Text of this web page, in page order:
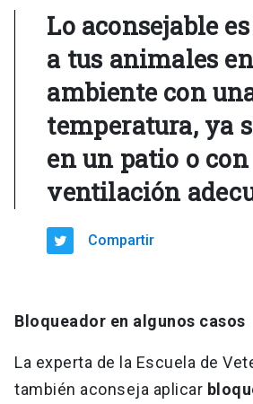
Lo aconsejable
a tus animales
ambiente con
temperatura, ya
en un patio o con
ventilación
Compartir
Bloqueador en algunos casos
La experta de la Escuela de
también aconseja aplicar